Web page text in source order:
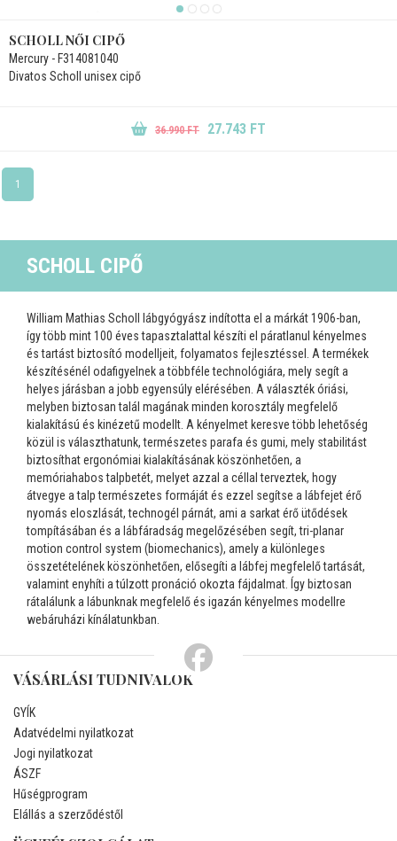
SCHOLL NŐI CIPŐ
Mercury - F314081040
Divatos Scholl unisex cipő
36.990 FT 27.743 FT
1
SCHOLL CIPŐ
William Mathias Scholl lábgyógyász indította el a márkát 1906-ban,
így több mint 100 éves tapasztalattal készíti el páratlanul kényelmes
és tartást biztosító modelljeit, folyamatos fejlesztéssel. A termékek
készítésénél odafigyelnek a többféle technológiára, mely segít a
helyes járásban a jobb egyensúly elérésében. A választék óriási,
melyben biztosan talál magának minden korosztály megfelelő
kialakítású és kinézetű modellt. A kényelmet keresve több lehetőség
közül is választhatunk, természetes parafa és gumi, mely stabilitást
biztosíthat ergonómiai kialakításának köszönhetően, a
memóriahabos talpbetét, melyet azzal a céllal terveztek, hogy
átvegye a talp természetes formáját és ezzel segítse a lábfejet érő
nyomás eloszlását, technogél párnát, ami a sarkat érő ütődések
tompításában és a lábfáradság megelőzésében segít, tri-planar
motion control system (biomechanics), amely a különleges
összetételének köszönhetően, elősegíti a lábfej megfelelő tartását,
valamint enyhíti a túlzott pronáció okozta fájdalmat. Így biztosan
rátalálunk a lábunknak megfelelő és igazán kényelmes modellre
webáruházi kínálatunkban.
VÁSÁRLÁSI TUDNIVALÓK
GYÍK
Adatvédelmi nyilatkozat
Jogi nyilatkozat
ÁSZF
Hűségprogram
Elállás a szerződéstől